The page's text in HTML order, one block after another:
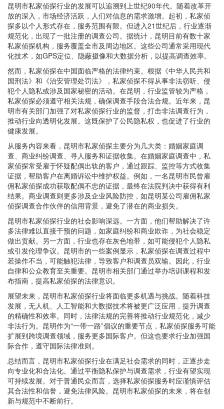
昆明市私家侦探行业的发展可以追溯到上世纪90年代。随着改革开
放的深入，市场经济活跃，人们对信息的需求激增。起初，私家侦
探多以个人形式存在，服务范围有限。但进入21世纪后，行业逐渐
规范化，出现了一批注册的调查公司。据统计，昆明目前有数十家
私家侦探机构，服务覆盖全市及周边地区。这些公司通常采用现代
化技术，如GPS定位、隐蔽摄像和大数据分析，以提高调查效率。
然而，私家侦探在中国面临严格的法律约束。根据《中华人民共和
国刑法》和《治安管理处罚法》，私家侦探不得从事非法窃听、侵
犯个人隐私或涉及国家秘密的活动。在昆明，行业监管较为严格，
私家侦探必须遵守相关法规，确保调查手段合法合规。近年来，昆
明市有关部门加强了对私家侦探行业的监督，打击非法调查行为，
推动行业向透明化发展。这既保护了公民隐私权，也促进了行业的
健康发展。
从服务内容来看，昆明市私家侦探主要分为几大类：婚姻家庭调
查、商业纠纷调查、寻人服务和证据收集。在婚姻家庭调查中，私
家侦探常受雇于怀疑配偶出轨的客户，通过跟踪、监控等方式收集
证据，帮助客户在离婚诉讼中维护权益。例如，一名昆明市民曾雇
佣私家侦探成功获取配偶不忠的证据，最终在法院判决中获得有利
结果。商业调查则更多涉及企业风险防控，如昆明某公司雇佣私家
侦探调查合作伙伴的信用背景，避免了潜在的商业损失。
昆明市私家侦探行业的社会影响深远。一方面，他们帮助解决了许
多法律难以直接干预的问题，如家庭纠纷和商业欺诈，为社会稳定
做出贡献。另一方面，行业也存在灰色地带，如可能侵犯个人隐私
或引发伦理争议。昆明市的一些案例显示，私家侦探在调查过程中
若操作不当，可能触犯法律，导致客户和调查员双输。因此，行业
自律和公众教育至关重要。昆明市相关部门通过举办培训课程和发
布指南，提高私家侦探的法律意识。
展望未来，昆明市私家侦探行业将面临更多机遇与挑战。随着科技
发展，无人机、人工智能和大数据技术将被更广泛应用，提升调查
的精确性和效率。同时，法律法规的完善将推动行业规范化，减少
非法行为。昆明作为“一带一路”倡议的重要节点，私家侦探服务可能
扩展到跨境调查领域，服务更多国际客户。但这也要求行业加强国
际合作，遵守国际法律准则。
总结而言，昆明市私家侦探行业在满足社会需求的同时，正逐步走
向专业化和合法化。通过平衡隐私保护与调查需求，行业有望实现
可持续发展。对于普通民众而言，选择私家侦探服务时应谨慎评估
其合法性和信誉，避免法律风险。昆明市私家侦探的未来，将在创
新与规范中不断前行。